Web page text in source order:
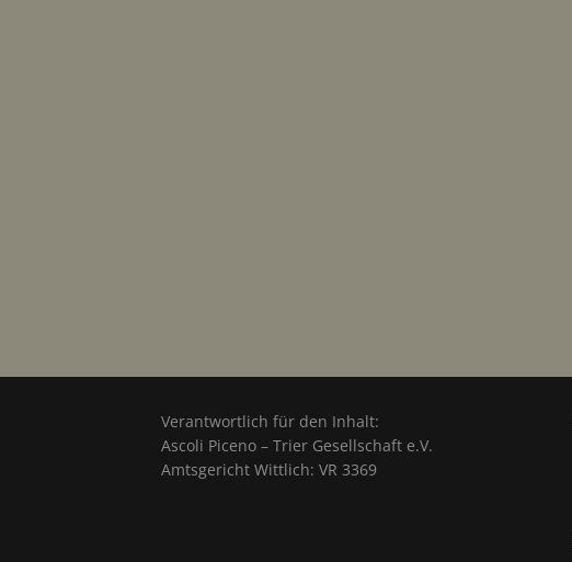
Verantwortlich für den Inhalt:
Ascoli Piceno – Trier Gesellschaft e.V.
Amtsgericht Wittlich: VR 3369